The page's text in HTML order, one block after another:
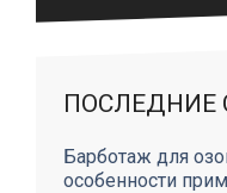
ПОСЛЕДНИЕ
Барботаж для
особенности